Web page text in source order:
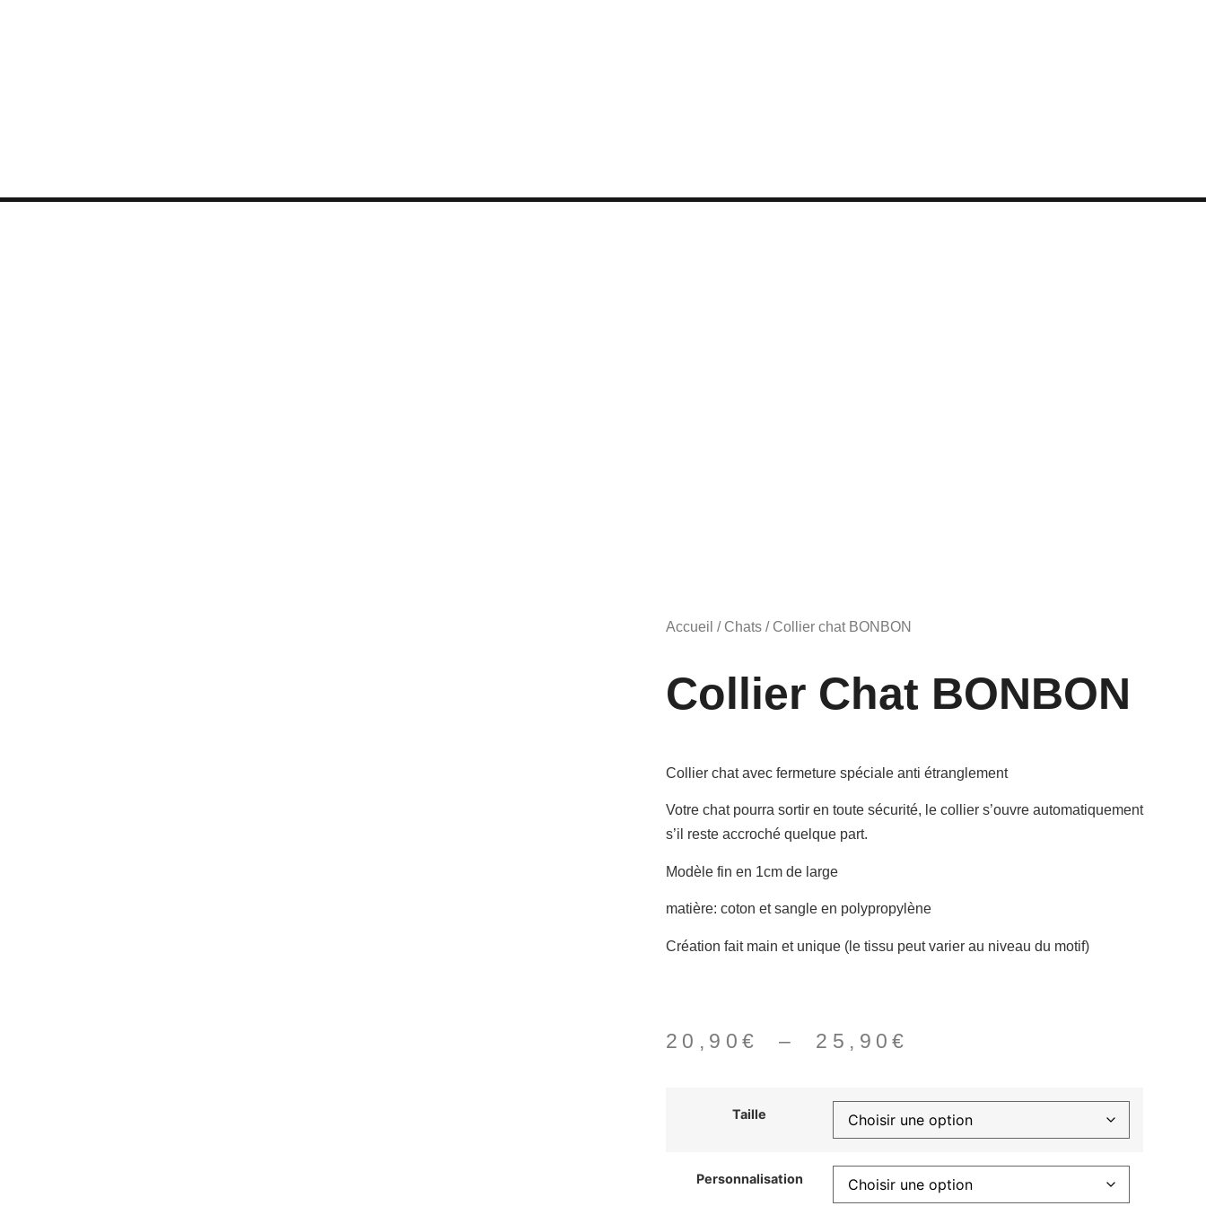
Accueil / Chats / Collier chat BONBON
Collier Chat BONBON
Collier chat avec fermeture spéciale anti étranglement
Votre chat pourra sortir en toute sécurité, le collier s’ouvre automatiquement
s’il reste accroché quelque part.
Modèle fin en 1cm de large
matière: coton et sangle en polypropylène
Création fait main et unique (le tissu peut varier au niveau du motif)
20,90 € – 25,90€
Taille
Personnalisation